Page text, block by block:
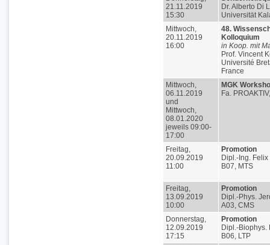
21.11.2019
15:30
Dr. Alberto Di
Universität
Mittwoch,
20.11.2019
16:00
48.
Kolloquium
in Koop. mit
Prof. Vincent
Université
France
Mittwoch,
06.11.2019
und
Mittwoch,
08.01.2020
jeweils 09:00-
17:00
MGK
Fa.
Freitag,
20.09.2019
11:00
Promotion
Dipl.-Ing. Felix
B07, MTS
Freitag,
13.09.2019
10:00
Promotion
Dipl.-Phys.
A03, CMS
Donnerstag,
12.09.2019
17:15
Promotion
Dipl.-Biophys.
B06, LTP